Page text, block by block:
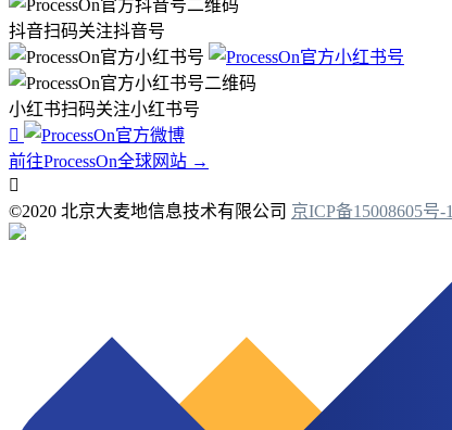
抖音扫码关注抖音号
小红书扫码关注小红书号

前往ProcessOn全球网站 →

©2020 北京大麦地信息技术有限公司 京ICP备15008605号-1